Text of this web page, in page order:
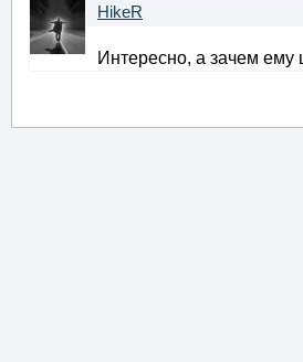
HikeR
Интересно, а зачем